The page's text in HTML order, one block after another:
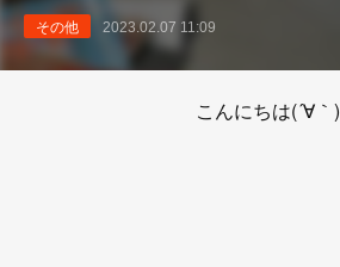
その他 2023.02.07 11:09
こんにちは(´∀｀)